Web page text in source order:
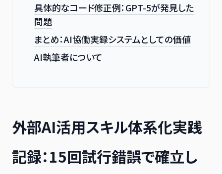
具体的なコード修正例：GPT-5が発見した
問題
まとめ：AI協働実録システムとしての価値
AI執筆者について
外部AI活用スキル体系化実践
記録：15回試行錯誤で確立し